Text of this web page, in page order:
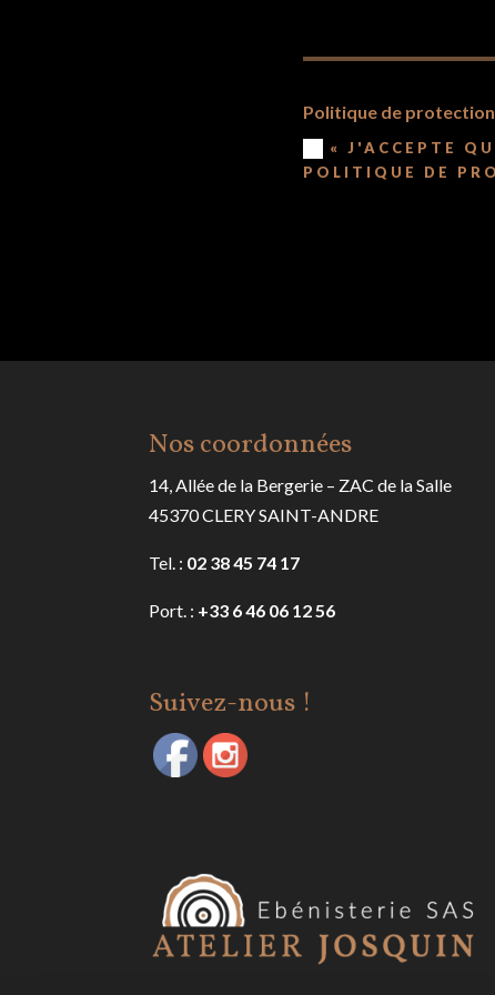
Politique de
« J'ACCEPTE
POLITIQUE DE
Nos coordonnées
14, Allée de la Bergerie – ZAC de la Salle
45370 CLERY SAINT-ANDRE
Tel. : 02 38 45 74 17
Port. : +33 6 46 06 12 56
Suivez-nous !